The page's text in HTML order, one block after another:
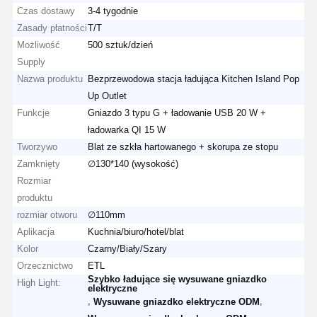
Czas dostawy
3-4 tygodnie
Zasady płatnościT/T
Możliwość
Supply
500 sztuk/dzień
Nazwa produktu Bezprzewodowa stacja ładująca Kitchen Island Pop
Up Outlet
Funkcje
Gniazdo 3 typu G + ładowanie USB 20 W +
ładowarka QI 15 W
Tworzywo
Blat ze szkła hartowanego + skorupa ze stopu
Zamknięty
Rozmiar
produktu
∅130*140 (wysokość)
rozmiar otworu
∅110mm
Aplikacja
Kuchnia/biuro/hotel/blat
Kolor
Czarny/Biały/Szary
Orzecznictwo
ETL
High Light:
Szybko ładujące się wysuwane gniazdko
elektryczne
,Wysuwane gniazdko elektryczne ODM